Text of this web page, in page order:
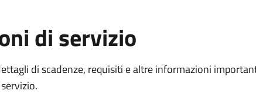
di servizio
di scadenze, requisiti e altre informazioni